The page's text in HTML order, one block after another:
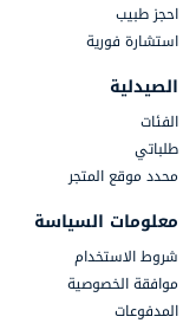
احجز طبيب
استشارة فورية
الصيدلية
الفئات
طلباتي
محدد موقع المتجر
معلومات السياسة
شروط الاستخدام
موافقة الخصوصية
المدفوعات